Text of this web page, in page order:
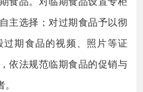
主选择；对过期食品予以彻
期食品的视频、照片等证
依法规范临期食品的促销与